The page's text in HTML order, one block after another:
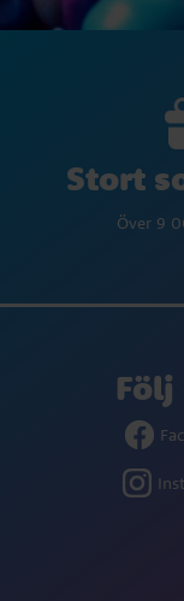
Stort
Över 9
Följ